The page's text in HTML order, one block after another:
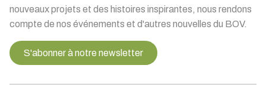
nouveaux projets et des histoires inspirantes, nous rendons
compte de nos événements et d'autres nouvelles du BOV.
S'abonner à notre newsletter